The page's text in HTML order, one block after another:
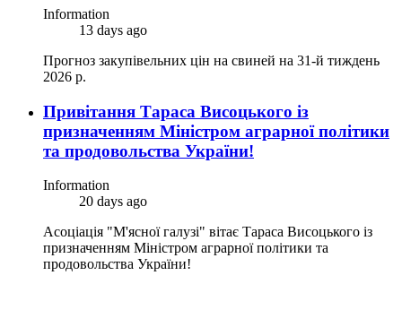
Information
13 days ago
Прогноз закупівельних цін на свиней на 31-й тиждень
2026 р.
Привітання Тараса Висоцького із
призначенням Міністром аграрної політики
та продовольства України!
Information
20 days ago
Асоціація "М'ясної галузі" вітає Тараса Висоцького із
призначенням Міністром аграрної політики та
продовольства України!